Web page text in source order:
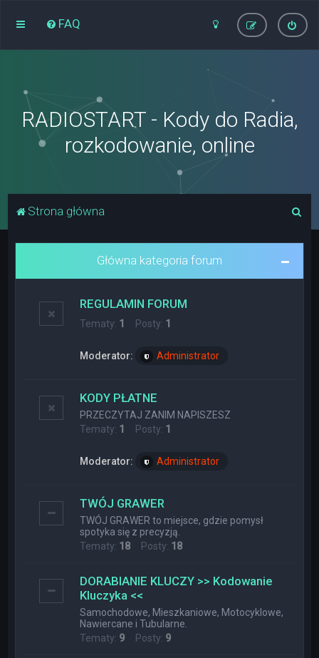
FAQ
RADIOSTART - Kody do Radia,
rozkodowanie, online
Strona główna
Główna kategoria forum
REGULAMIN FORUM
Tematy: 1 Posty: 1
Moderator: Administrator
KODY PŁATNE
PRZECZYTAJ ZANIM NAPISZESZ
Tematy: 1 Posty: 1
Moderator: Administrator
TWÓJ GRAWER
TWÓJ GRAWER to miejsce, gdzie pomysł
spotyka się z precyzją.
Tematy: 18 Posty: 18
DORABIANIE KLUCZY >> Kodowanie
Kluczyka <<
Samochodowe, Mieszkaniowe, Motocyklowe,
Nawiercane i Tubularne.
Tematy: 9 Posty: 9